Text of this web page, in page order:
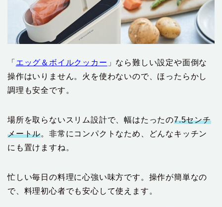
「 エッグ＆ボイルクッカー 」なら難しい設定や面倒な
操作はいりません。火を使わないので、ほったらかし
調理も安全です。
場所を取らないスリム設計で、幅はたったの7.5センチ
メートル。非常にコンパクトなため、どんなキッチン
にも置けますね。
忙しい毎日の料理に心強い味方です。操作が簡単なの
で、料理初心者でも安心して使えます。